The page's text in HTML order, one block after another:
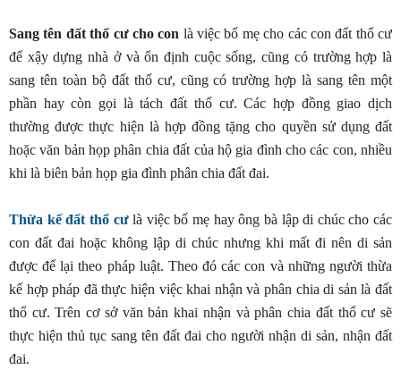
Sang tên đất thổ cư cho con là việc bố mẹ cho các con đất thổ cư
để xậy dựng nhà ở và ổn định cuộc sống, cũng có trường hợp là
sang tên toàn bộ đất thổ cư, cũng có trường hợp là sang tên một
phần hay còn gọi là tách đất thổ cư. Các hợp đồng giao dịch
thường được thực hiện là hợp đồng tặng cho quyền sử dụng đất
hoặc văn bản họp phân chia đất của hộ gia đình cho các con, nhiều
khi là biên bản họp gia đình phân chia đất đai.
Thừa kế đất thổ cưlà việc bố mẹ hay ông bà lập di chúc cho các
con đất đai hoặc không lập di chúc nhưng khi mất đi nên di sản
được để lại theo pháp luật. Theo đó các con và những người thừa
kế hợp pháp đã thực hiện việc khai nhận và phân chia di sản là đất
thổ cư. Trên cơ sở văn bản khai nhận và phân chia đất thổ cư sẽ
thực hiện thủ tục sang tên đất đai cho người nhận di sản, nhận đất
đai.